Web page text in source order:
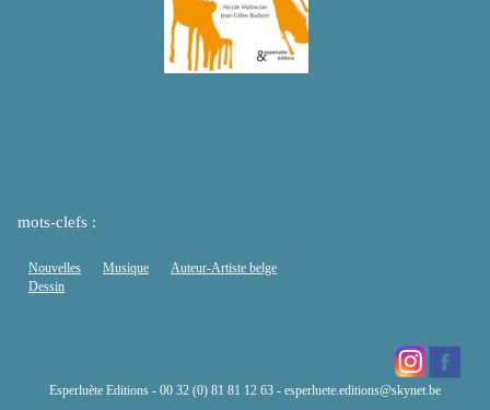
mots-clefs :
Nouvelles
Dessin
Musique Auteur-Artiste belge
Esperluète Editions - 00 32 (0) 81 81 12 63 - esperluete.editions@skynet.be